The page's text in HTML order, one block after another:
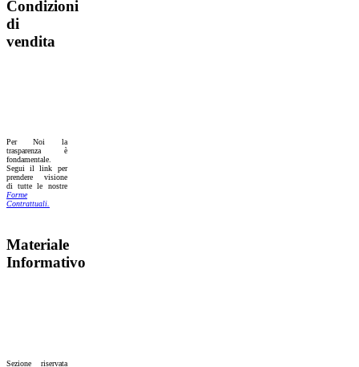
Condizioni
di
vendita
Per Noi la
trasparenza è
fondamentale.
Segui il link per
prendere visione
di tutte le nostre
Forme
Contrattuali.
Materiale
Informativo
Sezione riservata